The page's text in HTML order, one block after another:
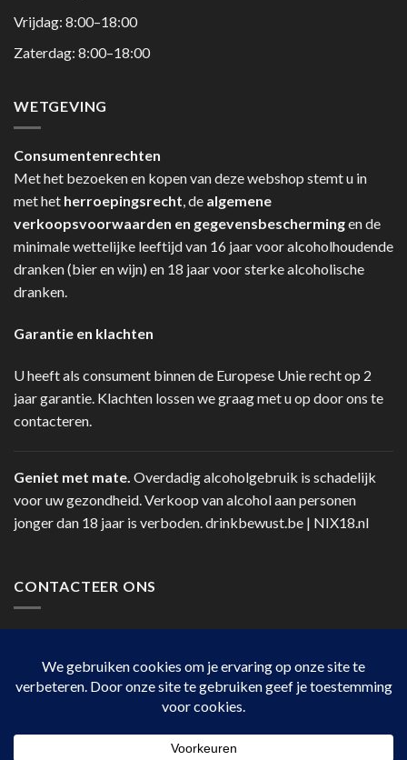
Vrijdag: 8:00–18:00
Zaterdag: 8:00–18:00
WETGEVING
Consumentenrechten
Met het bezoeken en kopen van deze webshop stemt u in
met het herroepingsrecht, de algemene
verkoopsvoorwaarden en gegevensbeschermingen de
minimale wettelijke leeftijd van 16 jaar voor alcoholhoudende
dranken (bier en wijn) en 18 jaar voor sterke alcoholische
dranken.
Garantie en klachten
U heeft als consument binnen de Europese Unie recht op 2
jaar garantie. Klachten lossen we graag met u op door ons te
contacteren.
Geniet met mate. Overdadig alcoholgebruik is schadelijk
voor uw gezondheid. Verkoop van alcohol aan personen
jonger dan 18 jaar is verboden.drinkbewust.be | NIX18.nl
CONTACTEER ONS
Via contact op de website.